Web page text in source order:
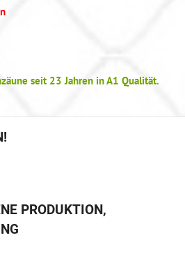
seit 23 Jahren in A1 Qualität.
PRODUKTION,